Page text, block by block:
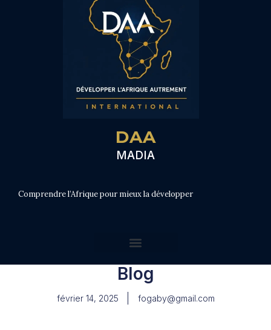
DAA
MADIA
Comprendre l’Afrique pour mieux la développer
Blog
février 14, 2025 fogaby@gmail.com